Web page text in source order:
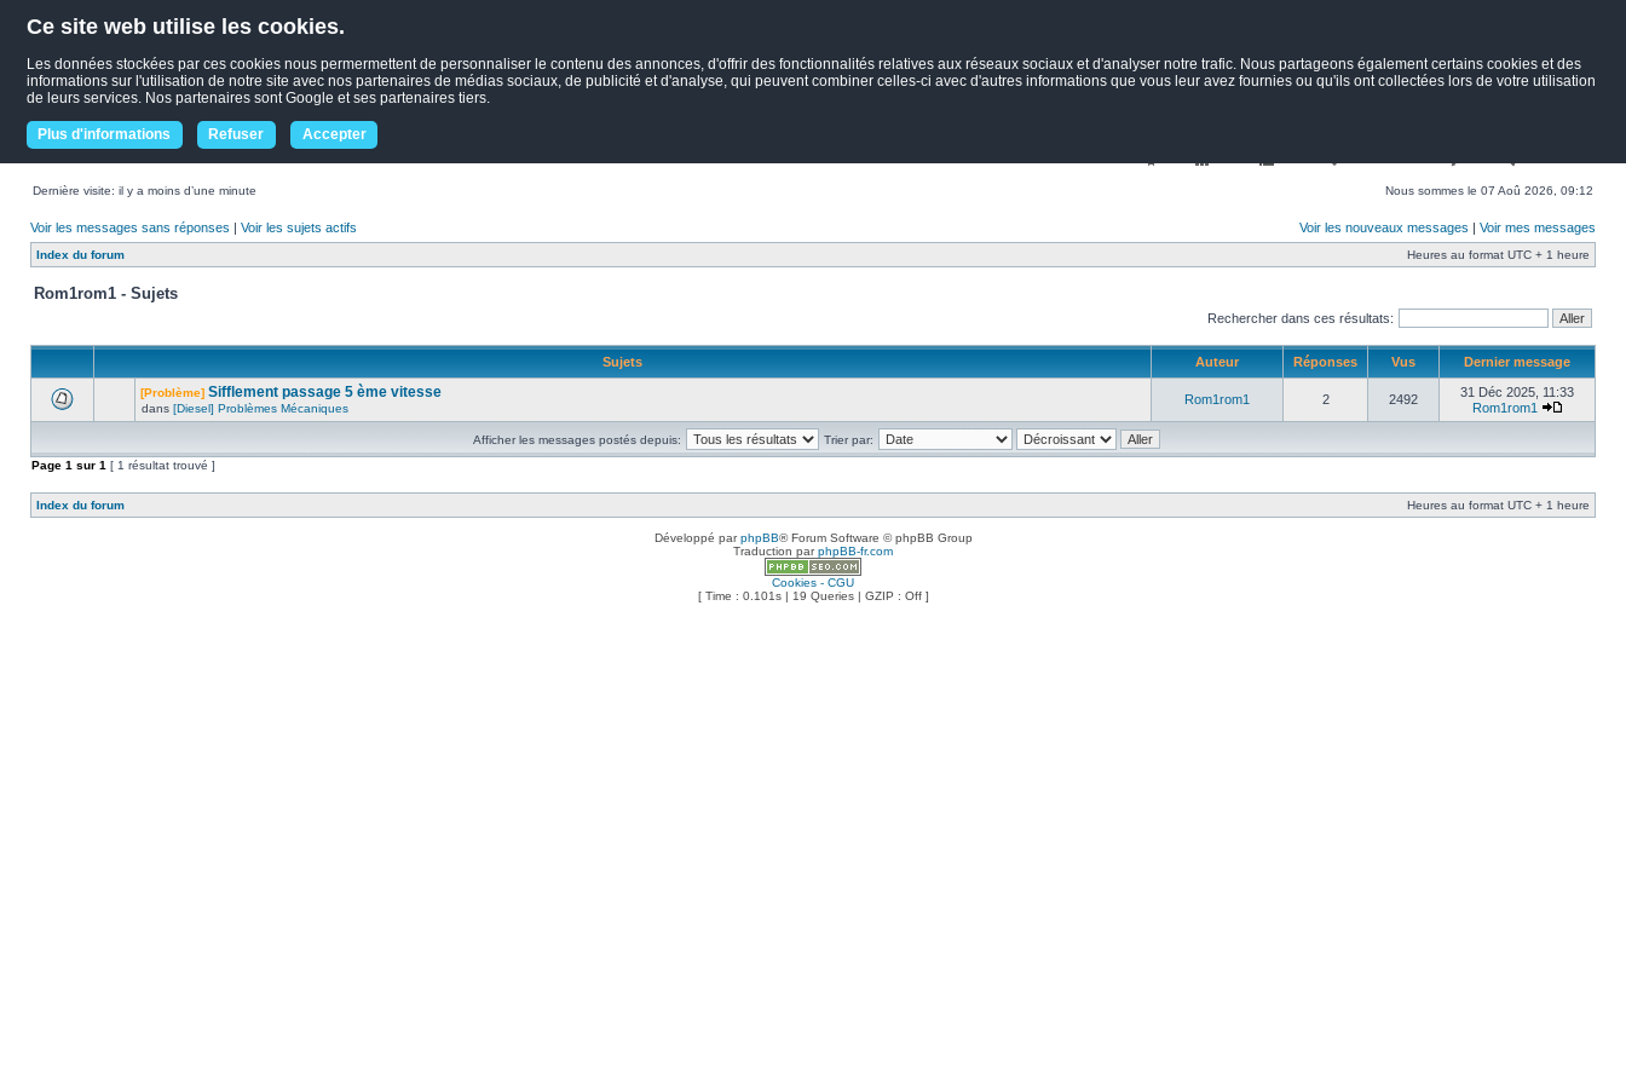
Ce site web utilise les cookies.
Les données stockées par ces cookies nous permermettent de personnaliser le contenu des annonces, d'offrir des fonctionnalités relatives aux réseaux sociaux et d'analyser notre trafic. Nous partageons également certains cookies et des
informations sur l'utilisation de notre site avec nos partenaires de médias sociaux, de publicité et d'analyse, qui peuvent combiner celles-ci avec d'autres informations que vous leur avez fournies ou qu'ils ont collectées lors de votre utilisation
de leurs services. Nos partenaires sont Google et ses partenaires tiers.
Plus d'informations Refuser Accepter
Dernière visite: il y a moins d’une minute Nous sommes le 07 Aoû 2026, 09:12
Voir les messages sans réponses | Voir les sujets actifs Voir les nouveaux messages | Voir mes messages
Index du forum Heures au format UTC + 1 heure
Rom1rom1 - Sujets
Rechercher dans ces résultats:
Sujets Auteur Réponses Vus Dernier message
[Problème] Sifflement passage 5 ème vitesse
dans [Diesel] Problèmes Mécaniques
Rom1rom1 2 2492
31 Déc 2025, 11:33
Rom1rom1
Afficher les messages postés depuis:
Trier par:
Page 1 sur 1 [ 1 résultat trouvé ]
Index du forum Heures au format UTC + 1 heure
Développé parphpBB® Forum Software © phpBB Group
Traduction parphpBB-fr.com
Cookies - CGU
[ Time : 0.101s | 19 Queries | GZIP : Off ]